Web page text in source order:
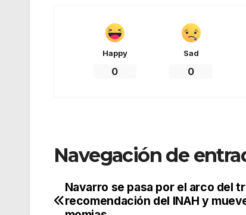
Happy
0
Sad
0
Navegación de
Navarro se pasa por el arco del
recomendación del INAH y